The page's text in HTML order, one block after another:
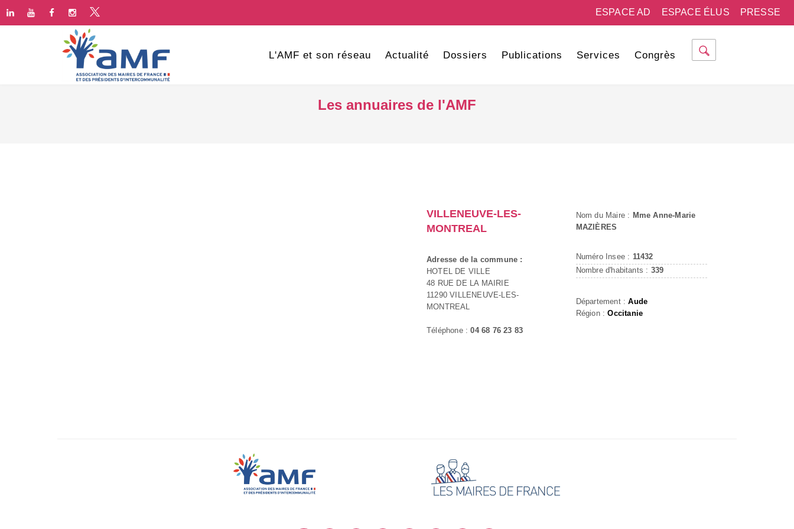
PRESSE
ESPACE ÉLUS
ESPACE AD
L'AMF et son réseau Actualité Dossiers Publications Services Congrès
Les annuaires de l'AMF
VILLENEUVE-LES-
MONTREAL
Adresse de la commune :
HOTEL DE VILLE
48 RUE DE LA MAIRIE
11290 VILLENEUVE-LES-
MONTREAL
Téléphone :04 68 76 23 83
Nom du Maire : Mme Anne-Marie
MAZIÈRES
Numéro Insee : 11432
Nombre d'habitants : 339
Département :Aude
Région :Occitanie